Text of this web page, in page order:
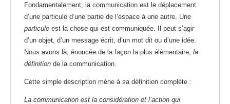
Fondamentalement, la communication est le déplacement
d’une particule d’une partie de l’espace à une autre. Une
particule est la chose qui est communiquée. Il peut s’agir
d’un objet, d’un message écrit, d’un mot dit ou d’une idée.
Nous avons là, énoncée de la façon la plus élémentaire, la
définition de la communication.
Cette simple description mène à sa définition complète :
La communication est la considération et l’action qui